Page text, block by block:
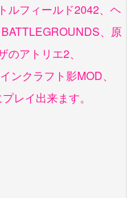
ルフィールド2042、ヘ
、原
アトリエ2、
ンクラフト影MOD、
レイ出来ます。